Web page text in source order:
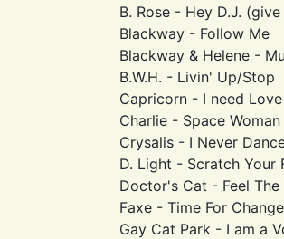
B. Rose - Hey D.J.
Blackway - Follow Me
Blackway & Helene -
B.W.H. - Livin' Up/Stop
Capricorn - I need Love
Charlie - Space Woman
Crysalis - I Never
D. Light - Scratch Your
Doctor's Cat - Feel The
Faxe - Time For
Gay Cat Park - I am a